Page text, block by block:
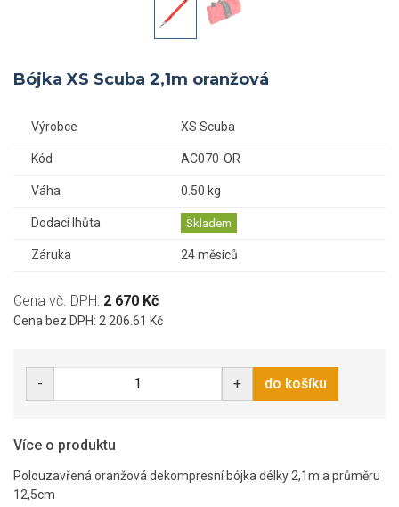
Bójka XS Scuba 2,1m oranžová
Výrobce XS Scuba
Kód AC070-OR
Váha 0.50 kg
Dodací lhůta Skladem
Záruka 24 měsíců
Cena vč. DPH: 2 670 Kč
Cena bez DPH: 2 206.61 Kč
- + do košíku
Více o produktu
Polouzavřená oranžová dekompresní bójka délky 2,1m a průměru
12,5cm